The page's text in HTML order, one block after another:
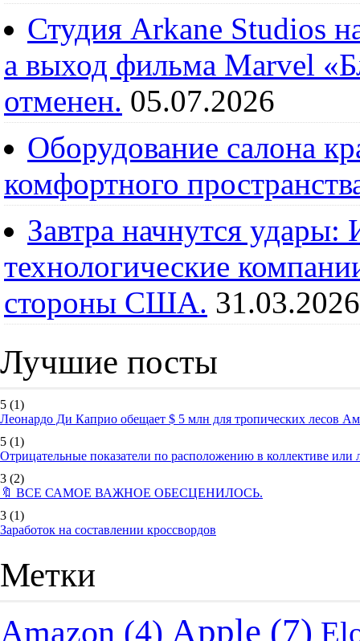
Студия Arkane Studios
а выход фильма Marvel
отменен. 05.07.2026
Оборудование салона
комфортного
Завтра начнутся
технологические
стороны США. 31.03.2026
Лучшие посты
5 (1)
Леонардо Ди Каприо обещает $ 5 млн для тропических лесов
5 (1)
Отрицательные показатели по расположению в коллективе
3 (2)
🔖 ВСЕ САМОЕ ВАЖНОЕ ОБЕСЦЕНИЛОСЬ.
3 (1)
Заработок на составлении кроссвордов
Метки
Amazon (4) Apple (7)